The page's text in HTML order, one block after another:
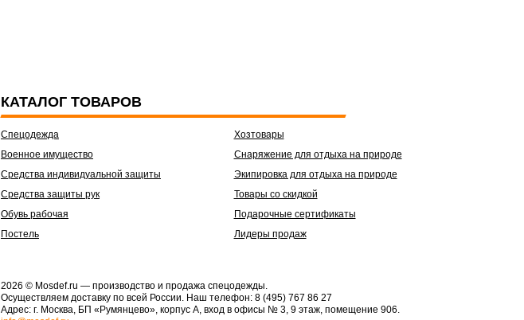
КАТАЛОГ ТОВАРОВ
Спецодежда
Военное имущество
Средства индивидуальной защиты
Средства защиты рук
Обувь рабочая
Постель
Хозтовары
Снаряжение для отдыха на природе
Экипировка для отдыха на природе
Товары со скидкой
Подарочные сертификаты
Лидеры продаж
2026 © Mosdef.ru — производство и продажа спецодежды.
Осуществляем доставку по всей России. Наш телефон: 8 (495) 767 86 27
Адрес: г. Москва, БП «Румянцево», корпус А, вход в офисы № 3, 9 этаж, помещение 906.